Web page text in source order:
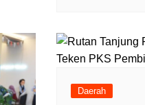
Daerah